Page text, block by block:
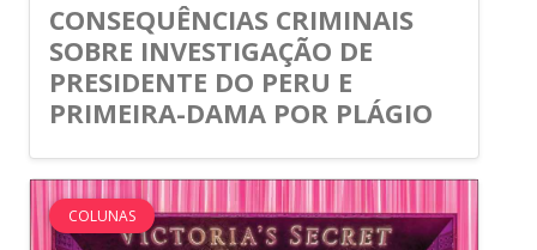
CONSEQUÊNCIAS CRIMINAIS
SOBRE INVESTIGAÇÃO DE
PRESIDENTE DO PERU E
PRIMEIRA-DAMA POR PLÁGIO
COLUNAS